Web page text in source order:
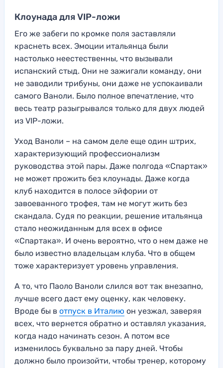
Клоунада для VIP-ложи
Его же забеги по кромке поля заставляли
краснеть всех. Эмоции итальянца были
настолько неестественны, что вызывали
испанский стыд. Они не зажигали команду, они
не заводили трибуны, они даже не успокаивали
самого Ваноли. Было полное впечатление, что
весь театр разыгрывался только для двух людей
из VIP-ложи.
Уход Ваноли – на самом деле еще один штрих,
характеризующий профессионализм
руководства этой пары. Даже полгода «Спартак»
не может прожить без клоунады. Даже когда
клуб находится в полосе эйфории от
завоеванного трофея, там не могут жить без
скандала. Судя по реакции, решение итальянца
стало неожиданным для всех в офисе
«Спартака». И очень вероятно, что о нем даже не
было известно владельцам клуба. Что в общем
тоже характеризует уровень управления.
А то, что Паоло Ваноли слился вот так внезапно,
лучше всего даст ему оценку, как человеку.
Вроде бы в отпуск в Италию он уезжал, заверяя
всех, что вернется обратно и оставлял указания,
когда надо начинать сезон. А потом все
изменилось буквально за пару дней. Чтобы
должно было произойти, чтобы тренер, которому